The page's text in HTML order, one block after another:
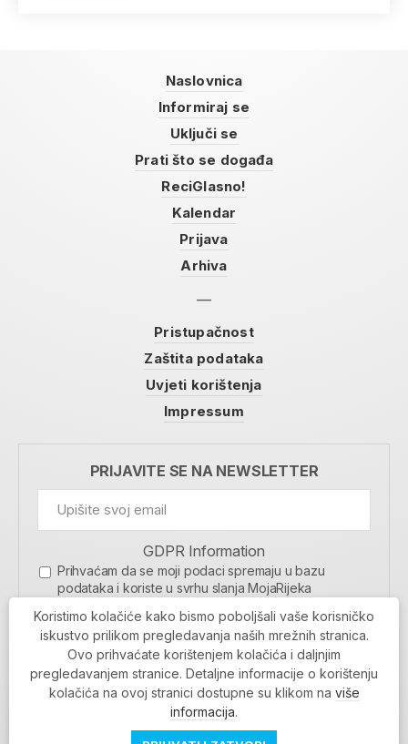
Naslovnica
Informiraj se
Uključi se
Prati što se događa
ReciGlasno!
Kalendar
Prijava
Arhiva
Pristupačnost
Zaštita podataka
Uvjeti korištenja
Impressum
PRIJAVITE SE NA NEWSLETTER
GDPR Information
Prihvaćam da se moji podaci spremaju u bazu
podataka i koriste u svrhu slanja MojaRijeka
MOJARIJEKA NEWSLETTER
PRIJAVI SE
Koristimo kolačiće kako bismo poboljšali vaše korisničko
iskustvo prilikom pregledavanja naših mrežnih stranica.
Ovo prihvaćate korištenjem kolačića i daljnjim
pregledavanjem stranice. Detaljne informacije o korištenju
kolačića na ovoj stranici dostupne su klikom na više
informacija.